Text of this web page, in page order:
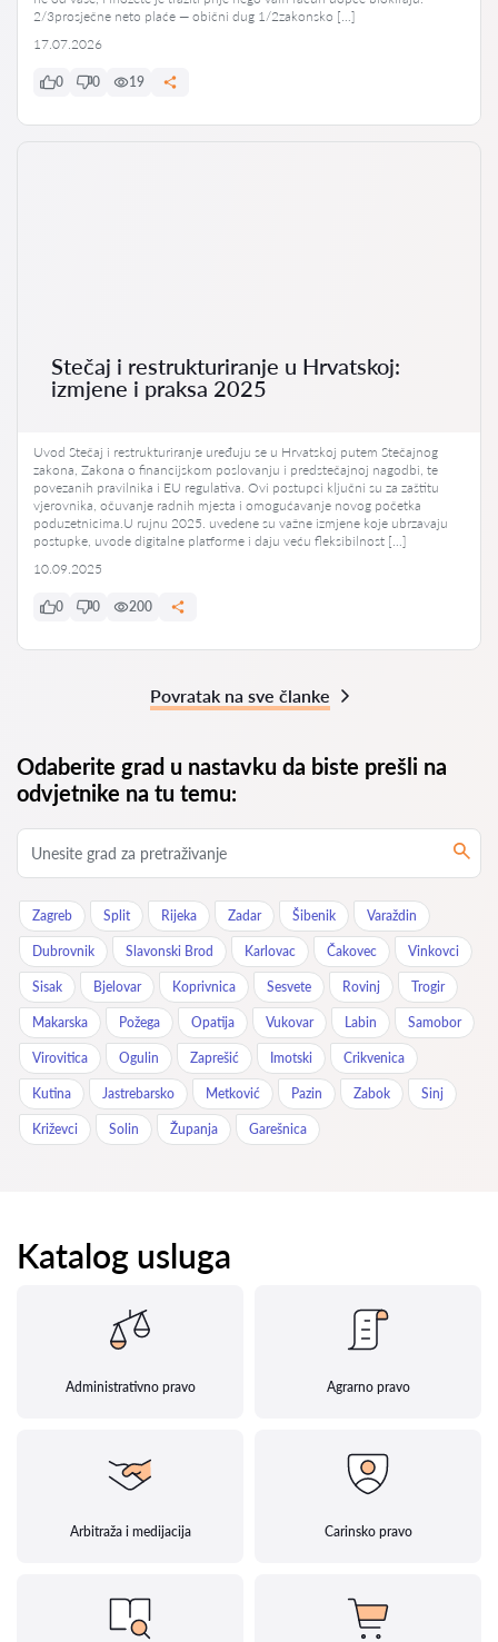
2/3prosječne neto plaće — obični dug 1/2zakonsko […]
17.07.2026
0 0 19
Stečaj i restrukturiranje u Hrvatskoj:
izmjene i praksa 2025
Uvod Stečaj i restrukturiranje uređuju se u Hrvatskoj putem Stečajnog
zakona, Zakona o financijskom poslovanju i predstečajnoj nagodbi, te
povezanih pravilnika i EU regulativa. Ovi postupci ključni su za zaštitu
vjerovnika, očuvanje radnih mjesta i omogućavanje novog početka
poduzetnicima.U rujnu 2025. uvedene su važne izmjene koje ubrzavaju
postupke, uvode digitalne platforme i daju veću fleksibilnost […]
10.09.2025
0 0 200
Povratak na sve članke
Odaberite grad u nastavku da biste prešli na
odvjetnike na tu temu:
Zagreb Split Rijeka Zadar Šibenik Varaždin
Dubrovnik Slavonski Brod Karlovac Čakovec Vinkovci
Sisak Bjelovar Koprivnica Sesvete Rovinj Trogir
Makarska Požega Opatija Vukovar Labin Samobor
Virovitica Ogulin Zaprešić Imotski Crikvenica
Kutina Jastrebarsko Metković Pazin Zabok Sinj
Križevci Solin Županja Garešnica
Katalog usluga
Administrativno pravo Agrarno pravo
Arbitraža i medijacija Carinsko pravo